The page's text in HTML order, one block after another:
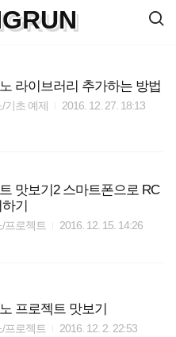
라이브러리 추가하는 방법
기초 예제 2016. 12. 27. 18:13
맛보기2 스마트폰으로 RC
기
프로젝트 2016. 12. 15. 14:26
프로젝트 맛보기
프로젝트 2016. 12. 2. 22:53